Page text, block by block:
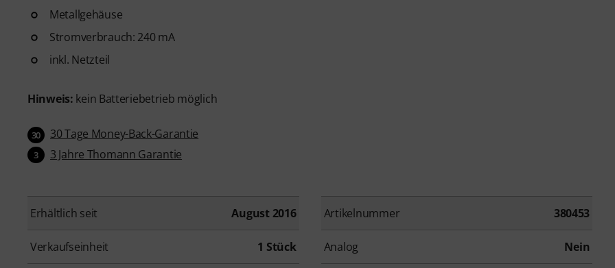
Metallgehäuse
Stromverbrauch: 240 mA
inkl. Netzteil
Hinweis: kein Batteriebetrieb möglich
30 30 Tage Money-Back-Garantie
3 3 Jahre Thomann Garantie
Erhältlich seit August 2016 Artikelnummer 380453
Verkaufseinheit 1 Stück Analog Nein